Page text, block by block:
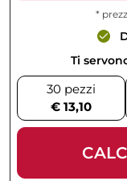
*
Ti
30 pezzi
€ 13,10